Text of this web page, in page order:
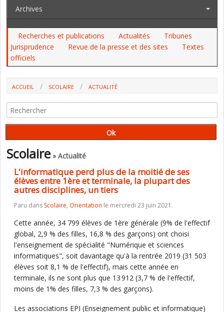
Archives
Recherches et publications Actualités
Tribunes
Jurisprudence
Revue de la presse et des sites
Textes
officiels
ACCUEIL SCOLAIRE
ACTUALITÉ
ET TERMINALE, LA PLUPART DES AUTRES DISCIPLINES, UN TIERS
Scolaire» Actualité
L'informatique perd plus de la moitié de ses
élèves entre 1ère et terminale, la plupart des
autres disciplines, un tiers
Paru dans Scolaire, Orientation le mercredi 23 juin 2021.
Cette année, 34 799 élèves de 1ère générale (9% de l'effectif
global, 2,9 % des filles, 16,8 % des garçons) ont choisi
l'enseignement de spécialité "Numérique et sciences
informatiques", soit davantage qu'à la rentrée 2019 (31 503
élèves soit 8,1 % de l'effectif), mais cette année en
terminale, ils ne sont plus que 13 912 (3,7 % de l'effectif,
moins de 1% des filles, 7,3 % des garçons).
Les associations EPI (Enseignement public et informatique)